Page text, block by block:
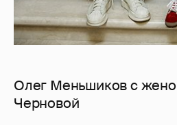
Олег Меньшиков с
Черновой